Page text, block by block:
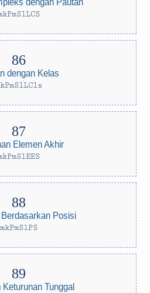
dengan Kelas
Elemen Akhir
Posisi
mkPmSlPS
Keturunan Tunggal